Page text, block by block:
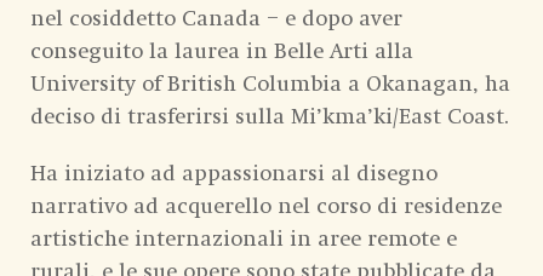
nel cosiddetto Canada – e dopo aver
conseguito la laurea in Belle Arti alla
University of British Columbia a Okanagan, ha
deciso di trasferirsi sulla Mi’kma’ki/East Coast.
Ha iniziato ad appassionarsi al disegno
narrativo ad acquerello nel corso di residenze
artistiche internazionali in aree remote e